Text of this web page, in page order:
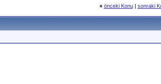
« önceki Konu| sonraki